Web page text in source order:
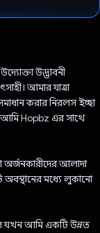
উদ্ভাবনী
আমার যাত্রা
করার নিরলস ইচ্ছা
আমি Hopbz এর সাথে
অর্জনকারীদের আলাদা
অবস্থানের মধ্যে লুকানো
যখন আমি একটি উন্নত